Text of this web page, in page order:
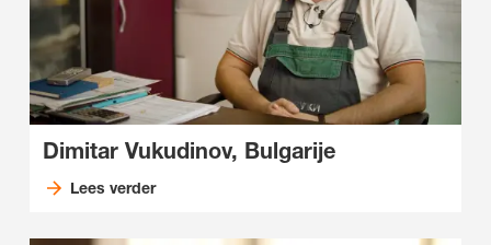
Dimitar Vukudinov, Bulgarije
Lees verder